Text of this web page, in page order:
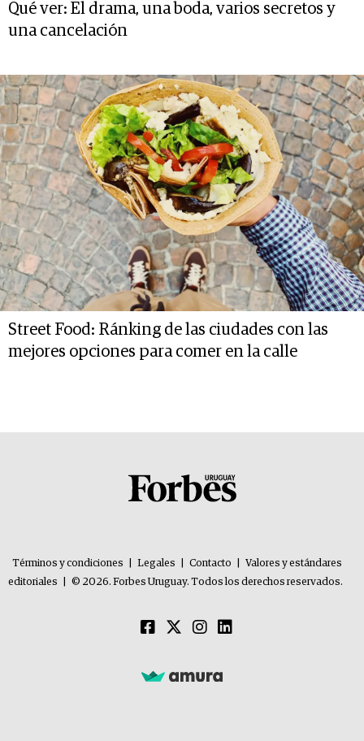
Qué ver: El drama, una boda, varios secretos y
una cancelación
Street Food: Ránking de las ciudades con las
mejores opciones para comer en la calle
Términos y condiciones Legales Contacto
Valores y estándares
editoriales
© 2026. Forbes Uruguay. Todos los derechos reservados.